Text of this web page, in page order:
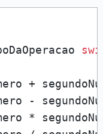
+
-
*